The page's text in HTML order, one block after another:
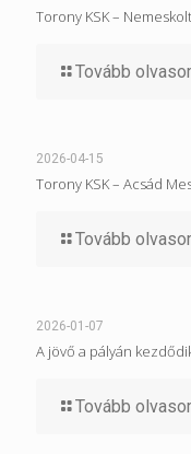
Torony KSK –
Tovább
2026-04-15
Torony KSK – Acsád
Tovább
2026-01-07
A jövő a pályán
Tovább